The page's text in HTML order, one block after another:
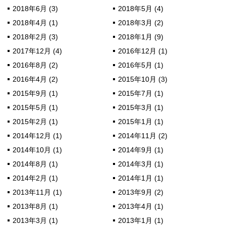
2018年6月 (3)
2018年5月 (4)
2018年4月 (1)
2018年3月 (2)
2018年2月 (3)
2018年1月 (9)
2017年12月 (4)
2016年12月 (1)
2016年8月 (2)
2016年5月 (1)
2016年4月 (2)
2015年10月 (3)
2015年9月 (1)
2015年7月 (1)
2015年5月 (1)
2015年3月 (1)
2015年2月 (1)
2015年1月 (1)
2014年12月 (1)
2014年11月 (2)
2014年10月 (1)
2014年9月 (1)
2014年8月 (1)
2014年3月 (1)
2014年2月 (1)
2014年1月 (1)
2013年11月 (1)
2013年9月 (2)
2013年8月 (1)
2013年4月 (1)
2013年3月 (1)
2013年1月 (1)